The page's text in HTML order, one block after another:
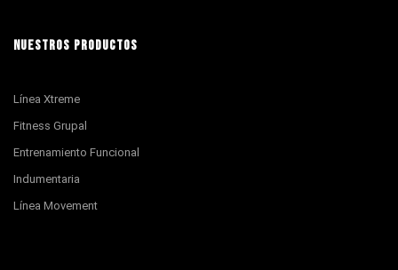
NUESTROS PRODUCTOS
Línea Xtreme
Fitness Grupal
Entrenamiento Funcional
Indumentaria
Línea Movement